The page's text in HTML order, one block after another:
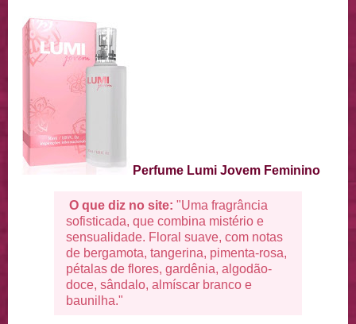
Perfume Lumi Jovem Feminino
O que diz no site:"Uma fragrância
sofisticada, que combina mistério e
sensualidade. Floral suave, com notas
de bergamota, tangerina, pimenta-rosa,
pétalas de flores, gardênia, algodão-
doce, sândalo, almíscar branco e
baunilha."